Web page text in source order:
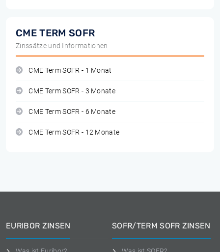
CME TERM SOFR
Zinssätze und Informationen
CME Term SOFR - 1 Monat
CME Term SOFR - 3 Monate
CME Term SOFR - 6 Monate
CME Term SOFR - 12 Monate
EURIBOR ZINSEN SOFR/TERM SOFR ZINSEN